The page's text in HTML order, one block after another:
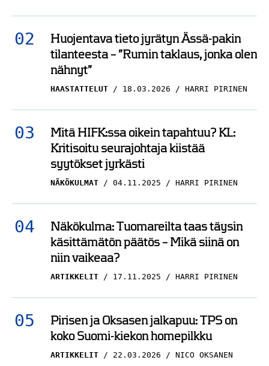
Huojentava tieto jyrätyn Ässä-pakin
tilanteesta – ”Rumin taklaus, jonka olen
nähnyt”
HAASTATTELUT 18.03.2026 HARRI PIRINEN
Mitä HIFK:ssa oikein tapahtuu? KL:
Kritisoitu seurajohtaja kiistää
syytökset jyrkästi
NÄKÖKULMAT 04.11.2025 HARRI PIRINEN
Näkökulma: Tuomareilta taas täysin
käsittämätön päätös – Mikä siinä on
niin vaikeaa?
ARTIKKELIT 17.11.2025 HARRI PIRINEN
Pirisen ja Oksasen jalkapuu: TPS on
koko Suomi-kiekon homepilkku
ARTIKKELIT 22.03.2026 NICO OKSANEN